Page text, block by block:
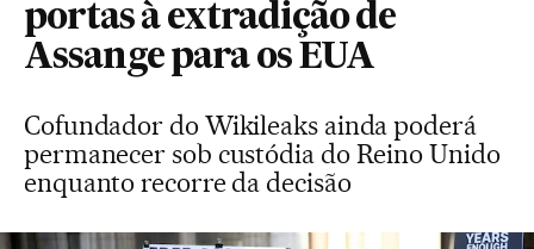
portas à extradição de
Assange para os EUA
Cofundador do Wikileaks ainda poderá
permanecer sob custódia do Reino Unido
enquanto recorre da decisão